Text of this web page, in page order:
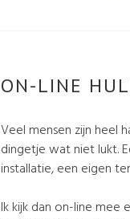
ON-LINE
Veel mensen zijn heel
dingetje wat niet lukt.
installatie, een eigen
Ik kijk dan on-line mee